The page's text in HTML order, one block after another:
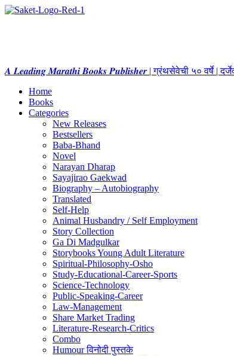
𝑨 𝑳𝒆𝒂𝒅𝒊𝒏𝒈 𝑴𝒂𝒓𝒂𝒕𝒉𝒊 𝑩𝒐𝒐𝒌𝒔 𝑷𝒖𝒃𝒍𝒊𝒔𝒉𝒆𝒓 | ग्रंथसेवेची ५० वर्षे |
Home
Books
Categories
New Releases
Bestsellers
Baba-Bhand
Novel
Narayan Dharap
Sayajirao Gaekwad
Biography – Autobiography
Translated
Self-Help
Animal Husbandry / Self Employment
Story Collection
Ga Di Madgulkar
Storybooks Young Adult Literature
Spiritual-Philosophy-Osho
Study-Educational-Career-Sports
Science-Technology
Public-Speaking-Career
Law-Management
Share Market Trading
Literature-Research-Critics
Combo
Humour विनोदी पुस्तके